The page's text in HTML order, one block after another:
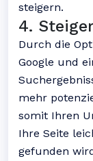
steigern.
4.
Durch die
Google und
mehr
somit Ihren
Ihre Seite
gefunden